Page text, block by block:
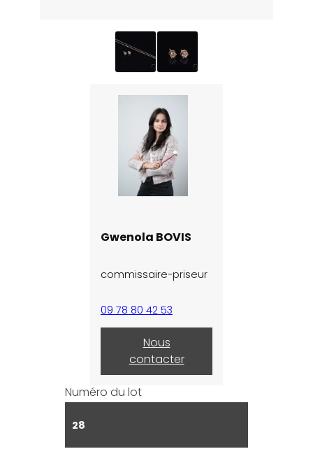
Gwenola BOVIS
commissaire-priseur
09 78 80 42 53
Nous
contacter
Numéro du lot
28